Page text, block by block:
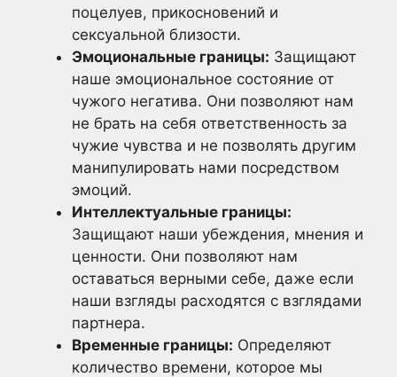
поцелуев, прикосновений и
сексуальной близости.
Эмоциональные границы: Защищают
наше эмоциональное состояние от
чужого негатива. Они позволяют нам
не брать на себя ответственность за
чужие чувства и не позволять другим
манипулировать нами посредством
эмоций.
Интеллектуальные границы:
Защищают наши убеждения, мнения и
ценности. Они позволяют нам
оставаться верными себе, даже если
наши взгляды расходятся с взглядами
партнера.
Временные границы: Определяют
количество времени, которое мы